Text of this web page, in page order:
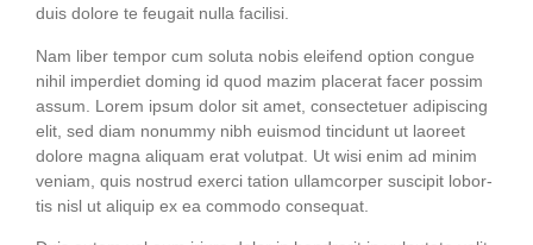
duis dolo­re te feu­gait nulla facilisi.
Nam liber tem­por cum solu­ta nobis eleifend opti­on con­gue
nihil imper­diet dom­ing id quod mazim pla­ce­rat facer possim
assum. Lorem ipsum dolor sit amet, con­sec­te­tuer adi­pi­scing
elit, sed diam nonum­my nibh euis­mod tin­cidunt ut lao­reet
dolo­re magna ali­quam erat volut­pat. Ut wisi enim ad minim
veniam, quis nostrud exer­ci tati­on ullam­cor­per sus­ci­pit lob­or­
tis nisl ut ali­quip ex ea com­mo­do consequat.